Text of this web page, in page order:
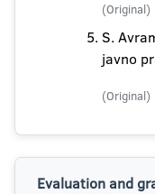
(Original)
S.
javno
(Original)
Evaluation and